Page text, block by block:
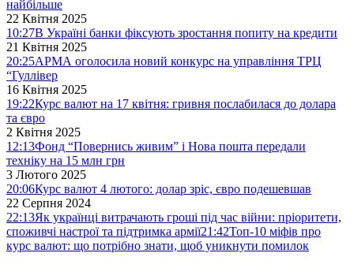
найбільше
22 Квітня 2025
10:27В Україні банки фіксують зростання попиту на кредити
21 Квітня 2025
20:25АРМА оголосила новий конкурс на управління ТРЦ
“Гуллівер
16 Квітня 2025
19:22Курс валют на 17 квітня: гривня послабилася до долара
та євро
2 Квітня 2025
12:13Фонд “Повернись живим” і Нова пошта передали
техніку на 15 млн грн
3 Лютого 2025
20:06Курс валют 4 лютого: долар зріс, євро подешевшав
22 Серпня 2024
22:13Як українці витрачають гроші під час війни: пріоритети,
споживчі настрої та підтримка армії21:42Топ-10 міфів про
курс валют: що потрібно знати, щоб уникнути помилок